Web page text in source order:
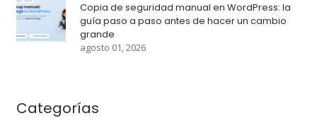
Copia de seguridad manual en WordPress: la
guía paso a paso antes de hacer un cambio
grande
agosto 01, 2026
Categorías